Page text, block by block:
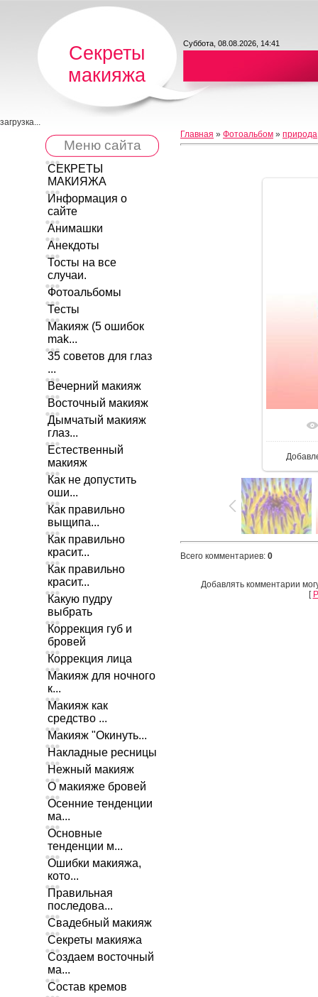
Секреты
макияжа
Суббота, 08.08.2026, 14:41
загрузка...
Меню сайта
СЕКРЕТЫ
МАКИЯЖА
Информация о
сайте
Анимашки
Анекдоты
Тосты на все
случаи.
Фотоальбомы
Тесты
Макияж (5 ошибок
mak...
35 советов для глаз
...
Вечерний макияж
Восточный макияж
Дымчатый макияж
глаз...
Естественный
макияж
Как не допустить
оши...
Как правильно
выщипа...
Как правильно
красит...
Как правильно
красит...
Какую пудру
выбрать
Коррекция губ и
бровей
Коррекция лица
Макияж для ночного
к...
Макияж как
средство ...
Макияж "Окинуть...
Накладные ресницы
Нежный макияж
О макияже бровей
Осенние тенденции
ма...
Основные
тенденции м...
Ошибки макияжа,
кото...
Правильная
последова...
Свадебный макияж
Секреты макияжа
Создаем восточный
ма...
Состав кремов
Главная » Фотоальбом » природа
Всего комментариев: 0
Добавлять комментарии
[